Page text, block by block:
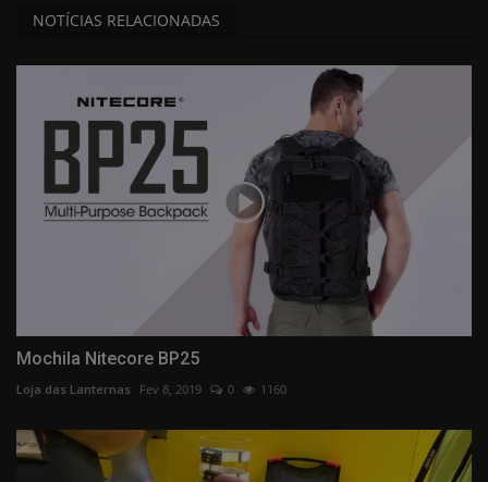
NOTÍCIAS RELACIONADAS
Mochila Nitecore BP25
Loja das Lanternas Fev 8, 2019 0 1160